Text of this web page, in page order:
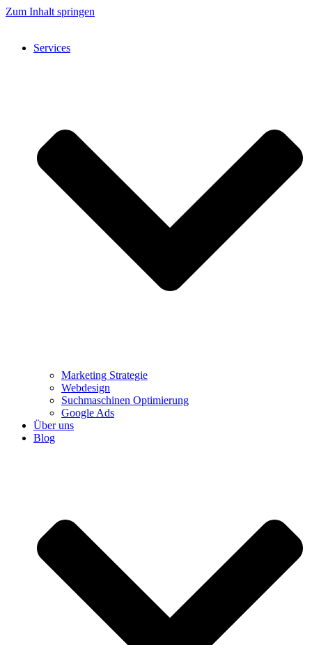
Zum Inhalt springen
Services
Marketing Strategie
Webdesign
Suchmaschinen Optimierung
Google Ads
Über uns
Blog